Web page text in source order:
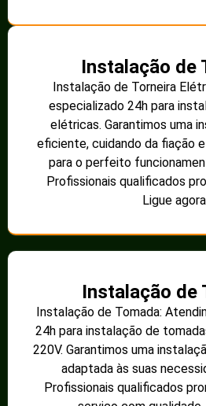
Instalação de
Instalação de Torneira
especializado 24h para
elétricas. Garantimos uma
eficiente, cuidando da fiação
para o perfeito
Profissionais qualificados
Ligue
Instalação de
Instalação de Tomada:
24h para instalação de
220V. Garantimos uma
adaptada às suas
Profissionais qualificados